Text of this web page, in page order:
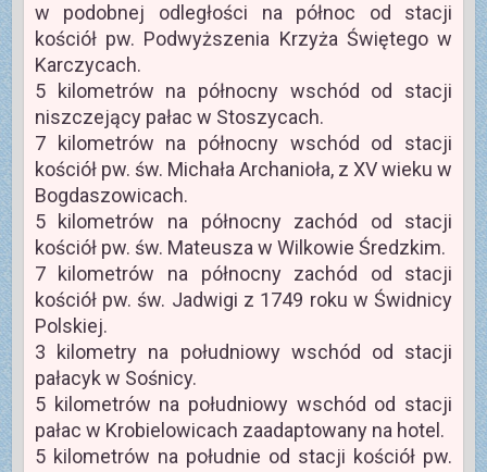
w podobnej odległości na północ od stacji
kościół pw. Podwyższenia Krzyża Świętego w
Karczycach.
5 kilometrów na północny wschód od stacji
niszczejący pałac w Stoszycach.
7 kilometrów na północny wschód od stacji
kościół pw. św. Michała Archanioła, z XV wieku w
Bogdaszowicach.
5 kilometrów na północny zachód od stacji
kościół pw. św. Mateusza w Wilkowie Średzkim.
7 kilometrów na północny zachód od stacji
kościół pw. św. Jadwigi z 1749 roku w Świdnicy
Polskiej.
3 kilometry na południowy wschód od stacji
pałacyk w Sośnicy.
5 kilometrów na południowy wschód od stacji
pałac w Krobielowicach zaadaptowany na hotel.
5 kilometrów na południe od stacji kościół pw.